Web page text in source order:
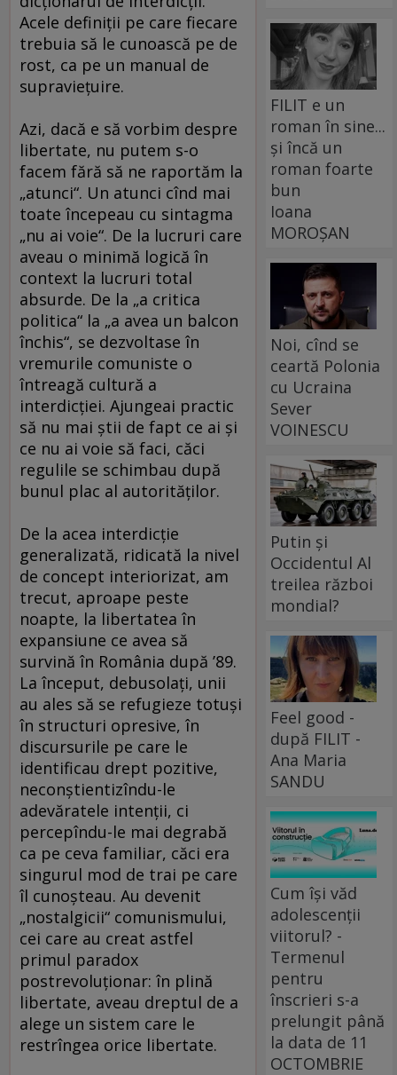
Acele definiţii pe care fiecare
trebuia să le cunoască pe de
rost, ca pe un manual de
supravieţuire.
Azi, dacă e să vorbim despre
libertate, nu putem s-o
facem fără să ne raportăm la
„atunci“. Un atunci cînd mai
toate începeau cu sintagma
„nu ai voie“. De la lucruri care
aveau o minimă logică în
context la lucruri total
absurde. De la „a critica
politica“ la „a avea un balcon
închis“, se dezvoltase în
vremurile comuniste o
întreagă cultură a
interdicţiei. Ajungeai practic
să nu mai ştii de fapt ce ai şi
ce nu ai voie să faci, căci
regulile se schimbau după
bunul plac al autorităţilor.
De la acea interdicţie
generalizată, ridicată la nivel
de concept interiorizat, am
trecut, aproape peste
noapte, la libertatea în
expansiune ce avea să
survină în România după ’89.
La început, debusolaţi, unii
au ales să se refugieze totuşi
în structuri opresive, în
discursurile pe care le
identificau drept pozitive,
neconştientizîndu-le
adevăratele intenţii, ci
percepîndu-le mai degrabă
ca pe ceva familiar, căci era
singurul mod de trai pe care
îl cunoşteau. Au devenit
„nostalgicii“ comunismului,
cei care au creat astfel
primul paradox
postrevoluţionar: în plină
libertate, aveau dreptul de a
alege un sistem care le
restrîngea orice libertate.
FILIT e un
roman în sine...
și încă un
roman foarte
bun
Ioana
MOROȘAN
Noi, cînd se
ceartă Polonia
cu Ucraina
Sever
VOINESCU
Putin și
Occidentul Al
treilea război
mondial?
Feel good -
după FILIT -
Ana Maria
SANDU
Cum își văd
adolescenții
viitorul? -
Termenul
pentru
înscrieri s-a
prelungit până
la data de 11
OCTOMBRIE